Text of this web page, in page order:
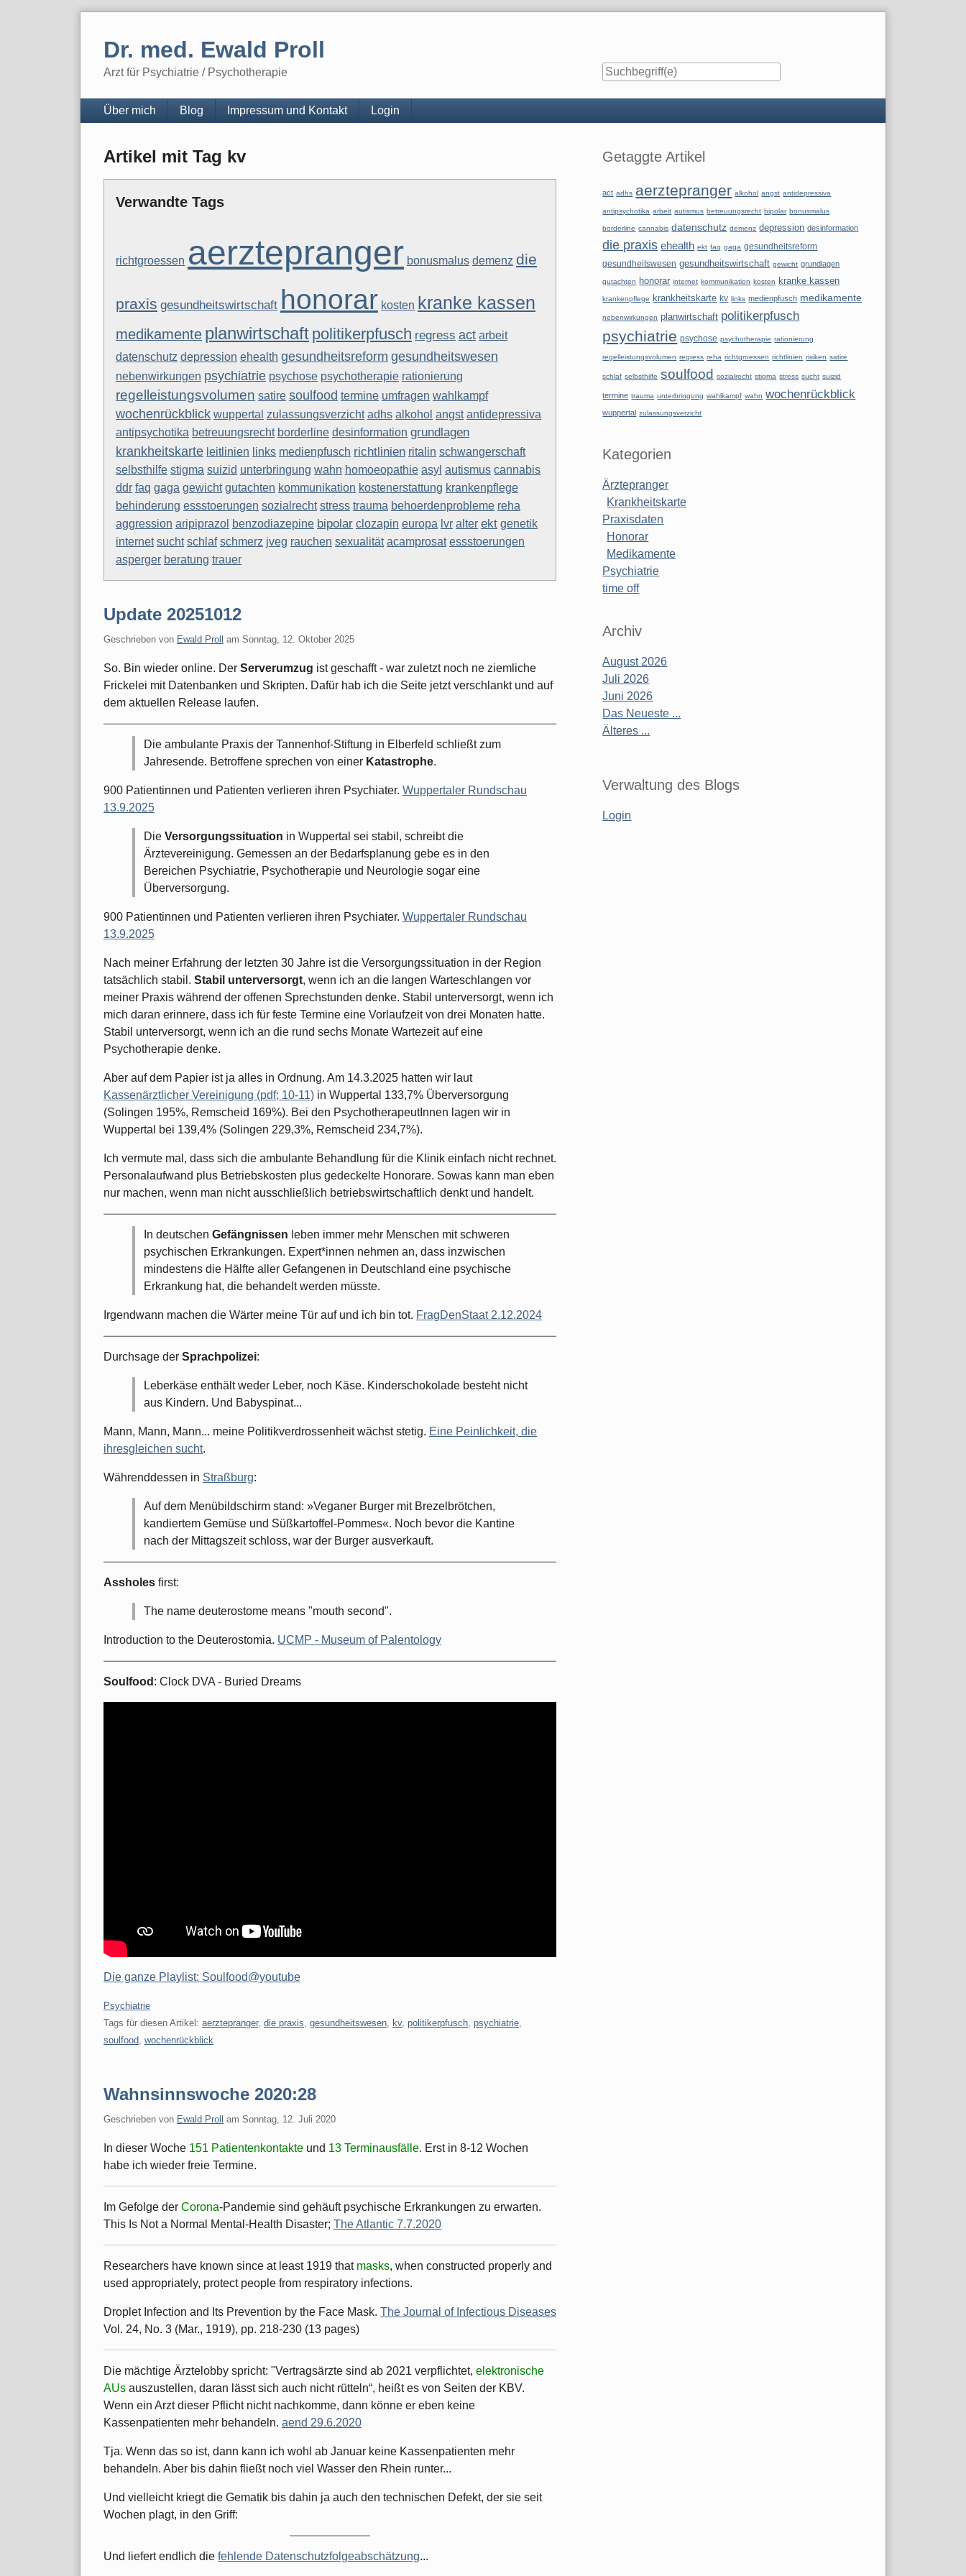
Dr. med. Ewald Proll
Arzt für Psychiatrie / Psychotherapie
Navigation
Über mich Blog Impressum und Kontakt Login
Artikel mit Tag kv
Verwandte Tags
richtgroessen aerztepranger bonusmalus demenz die
praxis gesundheitswirtschaft honorar kosten kranke kassen
medikamente planwirtschaft politikerpfusch regress act arbeit
datenschutz depression ehealth gesundheitsreform gesundheitswesen
nebenwirkungen psychiatrie psychose psychotherapie rationierung
regelleistungsvolumen satire soulfood termine umfragen wahlkampf
wochenrückblick wuppertal zulassungsverzicht adhs alkohol angst antidepressiva
antipsychotika betreuungsrecht borderline desinformation grundlagen
krankheitskarte leitlinien links medienpfusch richtlinien ritalin schwangerschaft
selbsthilfe stigma suizid unterbringung wahn homoeopathie asyl autismus cannabis
ddr faq gaga gewicht gutachten kommunikation kostenerstattung krankenpflege
behinderung essstoerungen sozialrecht stress trauma behoerdenprobleme reha
aggression aripiprazol benzodiazepine bipolar clozapin europa lvr alter ekt genetik
internet sucht schlaf schmerz jveg rauchen sexualität acamprosat essstoerungen
asperger beratung trauer
Update 20251012
Geschrieben von Ewald Proll am Sonntag, 12. Oktober 2025
So. Bin wieder online. Der Serverumzug ist geschafft - war zuletzt noch ne ziemliche
Frickelei mit Datenbanken und Skripten. Dafür hab ich die Seite jetzt verschlankt und auf
dem aktuellen Release laufen.
Die ambulante Praxis der Tannenhof-Stiftung in Elberfeld schließt zum
Jahresende. Betroffene sprechen von einer Katastrophe.
900 Patientinnen und Patienten verlieren ihren Psychiater. Wuppertaler Rundschau
13.9.2025
Die Versorgungssituation in Wuppertal sei stabil, schreibt die
Ärztevereinigung. Gemessen an der Bedarfsplanung gebe es in den
Bereichen Psychiatrie, Psychotherapie und Neurologie sogar eine
Überversorgung.
900 Patientinnen und Patienten verlieren ihren Psychiater. Wuppertaler Rundschau
13.9.2025
Nach meiner Erfahrung der letzten 30 Jahre ist die Versorgungssituation in der Region
tatsächlich stabil. Stabil unterversorgt, wenn ich an die langen Warteschlangen vor
meiner Praxis während der offenen Sprechstunden denke. Stabil unterversorgt, wenn ich
mich daran erinnere, dass ich für feste Termine eine Vorlaufzeit von drei Monaten hatte.
Stabil unterversorgt, wenn ich an die rund sechs Monate Wartezeit auf eine
Psychotherapie denke.
Aber auf dem Papier ist ja alles in Ordnung. Am 14.3.2025 hatten wir laut
Kassenärztlicher Vereinigung (pdf; 10-11) in Wuppertal 133,7% Überversorgung
(Solingen 195%, Remscheid 169%). Bei den PsychotherapeutInnen lagen wir in
Wuppertal bei 139,4% (Solingen 229,3%, Remscheid 234,7%).
Ich vermute mal, dass sich die ambulante Behandlung für die Klinik einfach nicht rechnet.
Personalaufwand plus Betriebskosten plus gedeckelte Honorare. Sowas kann man eben
nur machen, wenn man nicht ausschließlich betriebswirtschaftlich denkt und handelt.
In deutschen Gefängnissen leben immer mehr Menschen mit schweren
psychischen Erkrankungen. Expert*innen nehmen an, dass inzwischen
mindestens die Hälfte aller Gefangenen in Deutschland eine psychische
Erkrankung hat, die behandelt werden müsste.
Irgendwann machen die Wärter meine Tür auf und ich bin tot. FragDenStaat 2.12.2024
Durchsage der Sprachpolizei:
Leberkäse enthält weder Leber, noch Käse. Kinderschokolade besteht nicht
aus Kindern. Und Babyspinat...
Mann, Mann, Mann... meine Politikverdrossenheit wächst stetig. Eine Peinlichkeit, die
ihresgleichen sucht.
Währenddessen in Straßburg:
Auf dem Menübildschirm stand: »Veganer Burger mit Brezelbrötchen,
kandiertem Gemüse und Süßkartoffel-Pommes«. Noch bevor die Kantine
nach der Mittagszeit schloss, war der Burger ausverkauft.
Assholes first:
The name deuterostome means "mouth second".
Introduction to the Deuterostomia. UCMP - Museum of Palentology
Soulfood : Clock DVA - Buried Dreams
Die ganze Playlist: Soulfood@youtube
Kategorien:
Psychiatrie
Tags für diesen Artikel: aerztepranger, die praxis gesundheitswesen kv, politikerpfusch psychiatrie
soulfood wochenrückblick
Wahnsinnswoche 2020:28
Geschrieben von Ewald Proll am Sonntag, 12. Juli 2020
In dieser Woche 151 Patientenkontakte und 13 Terminausfälle. Erst in 8-12 Wochen
habe ich wieder freie Termine.
Im Gefolge der Corona-Pandemie sind gehäuft psychische Erkrankungen zu erwarten.
This Is Not a Normal Mental-Health Disaster; The Atlantic 7.7.2020
Researchers have known since at least 1919 that masks, when constructed properly and
used appropriately, protect people from respiratory infections.
Droplet Infection and Its Prevention by the Face Mask. The Journal of Infectious Diseases
Vol. 24, No. 3 (Mar., 1919), pp. 218-230 (13 pages)
Die mächtige Ärztelobby spricht: "Vertragsärzte sind ab 2021 verpflichtet, elektronische
AUs auszustellen, daran lässt sich auch nicht rütteln“, heißt es von Seiten der KBV.
Wenn ein Arzt dieser Pflicht nicht nachkomme, dann könne er eben keine
Kassenpatienten mehr behandeln. aend 29.6.2020
Tja. Wenn das so ist, dann kann ich wohl ab Januar keine Kassenpatienten mehr
behandeln. Aber bis dahin fließt noch viel Wasser den Rhein runter...
Und vielleicht kriegt die Gematik bis dahin ja auch den technischen Defekt, der sie seit
Wochen plagt, in den Griff:
Und liefert endlich die fehlende Datenschutzfolgeabschätzung...
Seitenleiste
Getaggte Artikel
act adhs aerztepranger alkohol angst antidepressiva
antipsychotika arbeit autismus betreuungsrecht bipolar bonusmalus
borderline cannabis datenschutz demenz depression desinformation
die praxis ehealth ekt faq gaga gesundheitsreform
gesundheitswesen gesundheitswirtschaft gewicht grundlagen
gutachten honorar internet kommunikation kosten kranke kassen
krankenpflege krankheitskarte kv links medienpfusch medikamente
nebenwirkungen planwirtschaft politikerpfusch
psychiatrie psychose psychotherapie rationierung
regelleistungsvolumen regress reha richtgroessen richtlinien risiken satire
schlaf selbsthilfe soulfood sozialrecht stigma stress sucht suizid
termine trauma unterbringung wahlkampf wahn wochenrückblick
wuppertal zulassungsverzicht
Kategorien
Ärztepranger
Krankheitskarte
Praxisdaten
Honorar
Medikamente
Psychiatrie
time off
Archiv
August 2026
Juli 2026
Juni 2026
Das Neueste ...
Älteres ...
Verwaltung des Blogs
Login